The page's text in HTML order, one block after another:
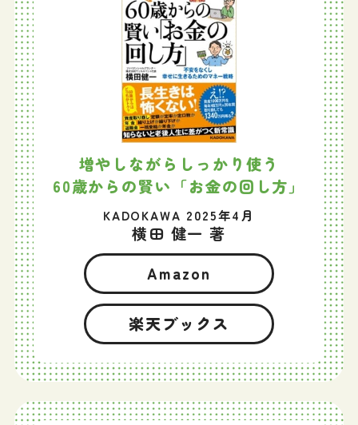
増やしながらしっかり使う
60歳からの賢い「お金の回し方」
KADOKAWA 2025年4月
横田 健一 著
Amazon
楽天ブックス